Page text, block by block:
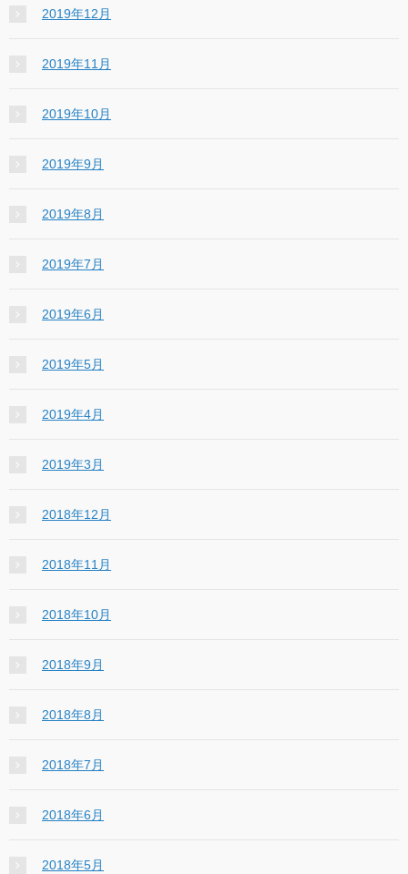
2019年12月
2019年11月
2019年10月
2019年9月
2019年8月
2019年7月
2019年6月
2019年5月
2019年4月
2019年3月
2018年12月
2018年11月
2018年10月
2018年9月
2018年8月
2018年7月
2018年6月
2018年5月